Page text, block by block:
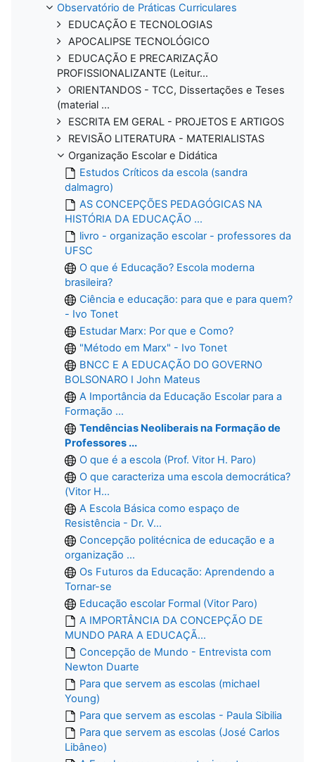
Observatório de Práticas Curriculares
EDUCAÇÃO E TECNOLOGIAS
APOCALIPSE TECNOLÓGICO
EDUCAÇÃO E PRECARIZAÇÃO
PROFISSIONALIZANTE (Leitur...
ORIENTANDOS - TCC, Dissertações e Teses
(material ...
ESCRITA EM GERAL - PROJETOS E ARTIGOS
REVISÃO LITERATURA - MATERIALISTAS
Organização Escolar e Didática
Estudos Críticos da escola (sandra
dalmagro)
AS CONCEPÇÕES PEDAGÓGICAS NA
HISTÓRIA DA EDUCAÇÃO ...
livro - organização escolar - professores da
UFSC
O que é Educação? Escola moderna
brasileira?
Ciência e educação: para que e para quem?
- Ivo Tonet
Estudar Marx: Por que e Como?
"Método em Marx" - Ivo Tonet
BNCC E A EDUCAÇÃO DO GOVERNO
BOLSONARO I John Mateus
A Importância da Educação Escolar para a
Formação ...
Tendências Neoliberais na Formação de
Professores ...
O que é a escola (Prof. Vitor H. Paro)
O que caracteriza uma escola democrática?
(Vitor H...
A Escola Básica como espaço de
Resistência - Dr. V...
Concepção politécnica de educação e a
organização ...
Os Futuros da Educação: Aprendendo a
Tornar-se
Educação escolar Formal (Vitor Paro)
A IMPORTÂNCIA DA CONCEPÇÃO DE
MUNDO PARA A EDUCAÇÃ...
Concepção de Mundo - Entrevista com
Newton Duarte
Para que servem as escolas (michael
Young)
Para que servem as escolas - Paula Sibilia
Para que servem as escolas (José Carlos
Libâneo)